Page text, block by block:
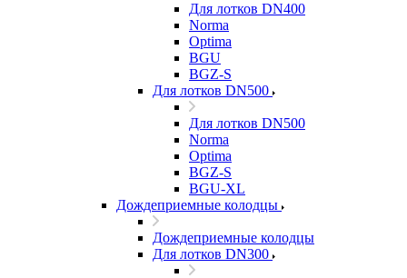
Для лотков DN400
Norma
Optima
BGU
BGZ-S
Для лотков DN500
Для лотков DN500
Norma
Optima
BGZ-S
BGU-XL
Дождеприемные колодцы
Дождеприемные колодцы
Для лотков DN300